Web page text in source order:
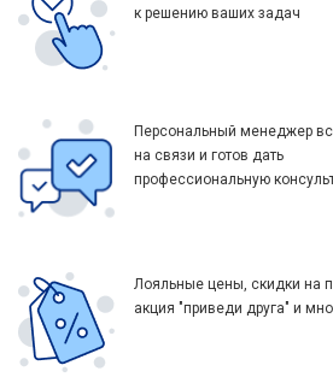
к решению ваших задач
Персональный менеджер
на связи и готов дать
профессиональную
Лояльные цены, скидки на
акция "приведи друга" и